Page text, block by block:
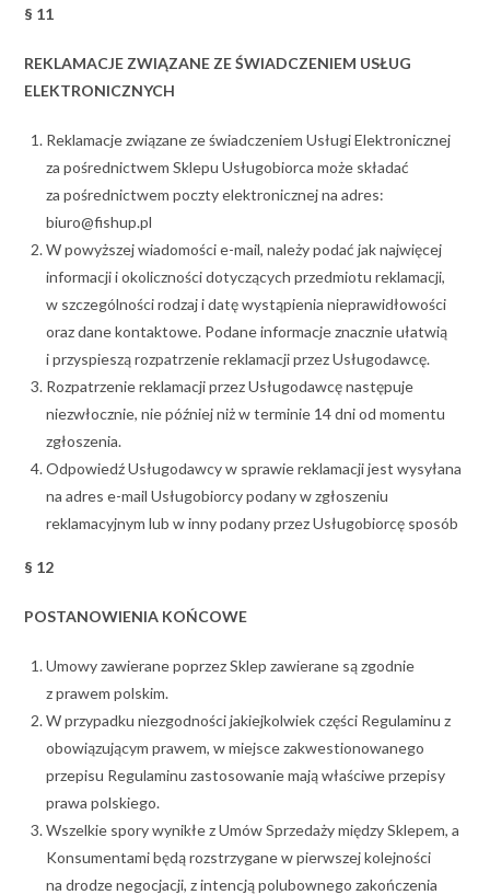
§ 11
REKLAMACJE ZWIĄZANE ZE ŚWIADCZENIEM USŁUG
ELEKTRONICZNYCH
Reklamacje związane ze świadczeniem Usługi Elektronicznej
za pośrednictwem Sklepu Usługobiorca może składać
za pośrednictwem poczty elektronicznej na adres:
biuro@fishup.pl
W powyższej wiadomości e-mail, należy podać jak najwięcej
informacji i okoliczności dotyczących przedmiotu reklamacji,
w szczególności rodzaj i datę wystąpienia nieprawidłowości
oraz dane kontaktowe. Podane informacje znacznie ułatwią
i przyspieszą rozpatrzenie reklamacji przez Usługodawcę.
Rozpatrzenie reklamacji przez Usługodawcę następuje
niezwłocznie, nie później niż w terminie 14 dni od momentu
zgłoszenia.
Odpowiedź Usługodawcy w sprawie reklamacji jest wysyłana
na adres e-mail Usługobiorcy podany w zgłoszeniu
reklamacyjnym lub w inny podany przez Usługobiorcę sposób
§ 12
POSTANOWIENIA KOŃCOWE
Umowy zawierane poprzez Sklep zawierane są zgodnie
z prawem polskim.
W przypadku niezgodności jakiejkolwiek części Regulaminu z
obowiązującym prawem, w miejsce zakwestionowanego
przepisu Regulaminu zastosowanie mają właściwe przepisy
prawa polskiego.
Wszelkie spory wynikłe z Umów Sprzedaży między Sklepem, a
Konsumentami będą rozstrzygane w pierwszej kolejności
na drodze negocjacji, z intencją polubownego zakończenia